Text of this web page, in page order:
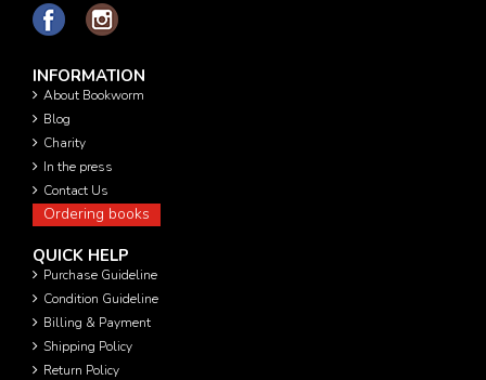
INFORMATION
About Bookworm
Blog
Charity
In the press
Contact Us
Ordering books
QUICK HELP
Purchase Guideline
Condition Guideline
Billing & Payment
Shipping Policy
Return Policy